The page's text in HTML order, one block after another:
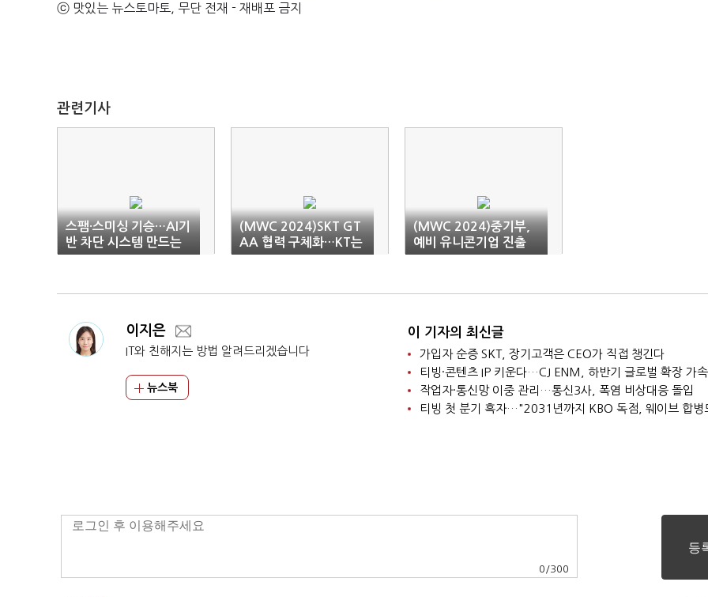
ⓒ 맛있는 뉴스토마토, 무단 전재 - 재배포 금지
관련기사
스팸·스미싱 기승…AI기
반 차단 시스템 만드는
통신사
(MWC 2024)SKT GT
AA 협력 구체화…KT는
글로벌 소통 강화
(MWC 2024)중기부,
예비 유니콘기업 진출
지원
이지은
IT와 친해지는 방법 알려드리겠습니다
뉴스북
이 기자의 최신글
가입자 순증 SKT, 장기고객은 CEO가 직접 챙긴다
티빙·콘텐츠 IP 키운다…CJ ENM, 하반기 글로벌 확장 가속
작업자·통신망 이중 관리…통신3사, 폭염 비상대응 돌입
0 /300